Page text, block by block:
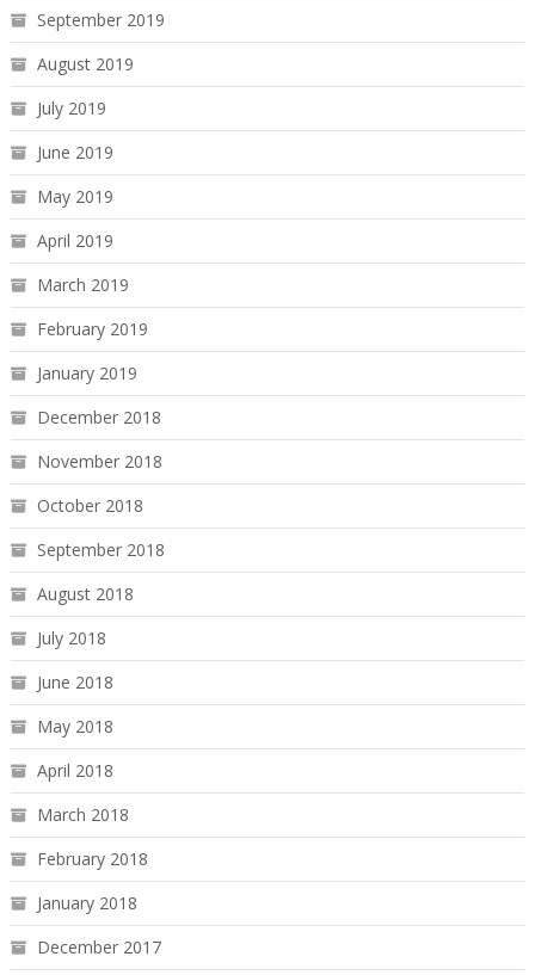
September 2019
August 2019
July 2019
June 2019
May 2019
April 2019
March 2019
February 2019
January 2019
December 2018
November 2018
October 2018
September 2018
August 2018
July 2018
June 2018
May 2018
April 2018
March 2018
February 2018
January 2018
December 2017